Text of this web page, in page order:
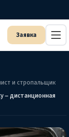
и стропальщик
– дистанционная